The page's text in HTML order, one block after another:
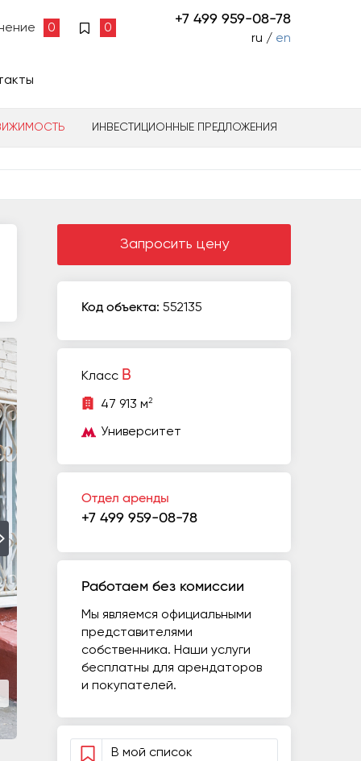
0 0
+7 499 959-08-78
ru / en
ИНВЕСТИЦИОННЫЕ ПРЕДЛОЖЕНИЯ
Запросить цену
Код объекта: 552135
Класс B
47 913 м2
Университет
Отдел аренды
+7 499 959-08-78
Работаем без комиссии
Мы являемся официальными
представителями
собственника. Наши услуги
бесплатны для арендаторов
и покупателей.
В мой список